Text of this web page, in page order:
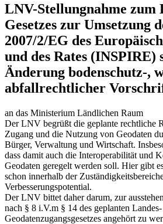
LNV-Stellungnahme
Gesetzes zur Umsetzung
2007/2/EG des
und des Rates (INSPIRE)
Änderung bodenschutz-,
abfallrechtlicher
an das Ministerium Ländlichen Raum
Der LNV begrüßt die geplante rechtliche
Zugang und die Nutzung von Geodaten
Bürger, Verwaltung und Wirtschaft.
dass damit auch die Interoperabilität und
Geodaten geregelt werden soll. Hier gibt
schon innerhalb der
Verbesserungspotential.
Der LNV bittet daher darum, zur
nach § 8 i.V.m § 14 des geplanten Landes-
Geodatenzugangsgesetzes angehört zu